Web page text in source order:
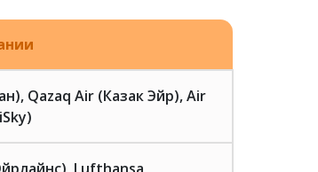
Qazaq Air (Казак Эйр), Air